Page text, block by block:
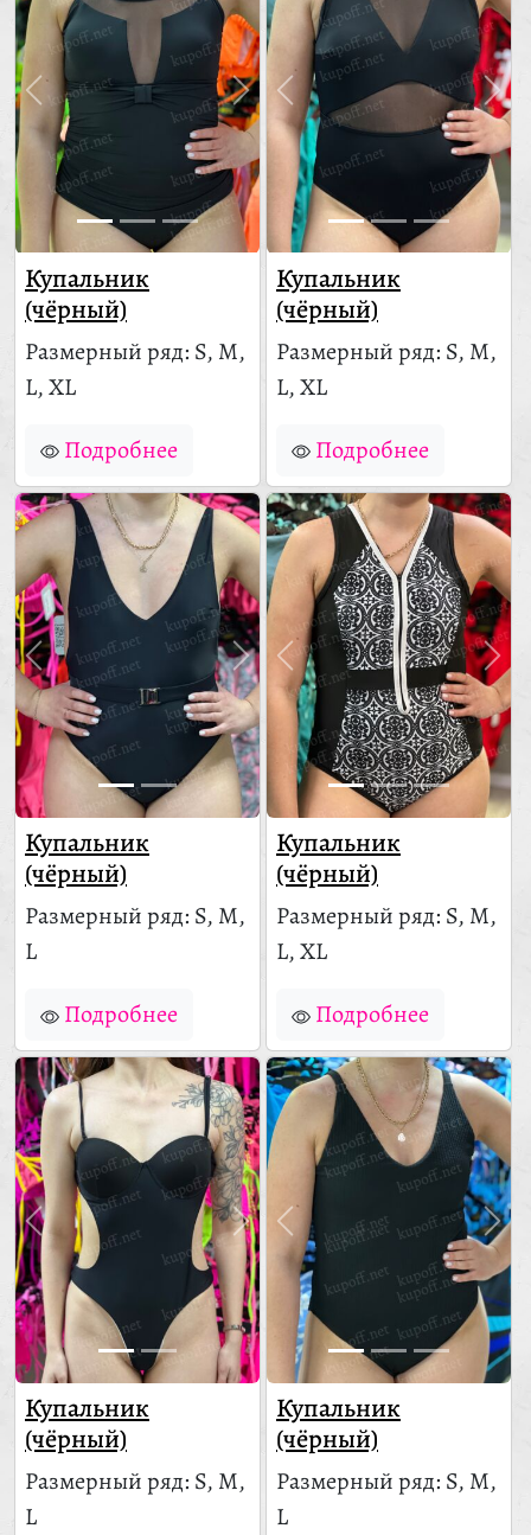
Купальник
(чёрный)
Размерный ряд: S, M,
L, XL
Подробнее
Купальник
(чёрный)
Размерный ряд: S, M,
L, XL
Подробнее
Купальник
(чёрный)
Размерный ряд: S, M,
L
Подробнее
Купальник
(чёрный)
Размерный ряд: S, M,
L, XL
Подробнее
Купальник
(чёрный)
Размерный ряд: S, M,
L
Купальник
(чёрный)
Размерный ряд: S, M,
L